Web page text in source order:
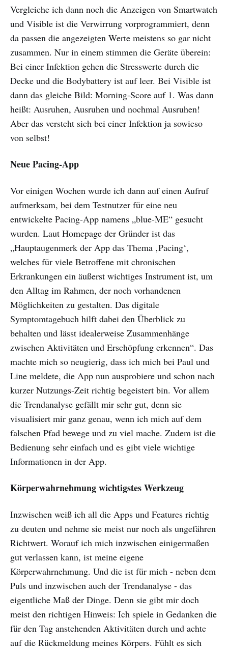
Vergleiche ich dann noch die Anzeigen von Smartwatch
und Visible ist die Verwirrung vorprogrammiert, denn
da passen die angezeigten Werte meistens so gar nicht
zusammen. Nur in einem stimmen die Geräte überein:
Bei einer Infektion gehen die Stresswerte durch die
Decke und die Bodybattery ist auf leer. Bei Visible ist
dann das gleiche Bild: Morning-Score auf 1. Was dann
heißt: Ausruhen, Ausruhen und nochmal Ausruhen!
Aber das versteht sich bei einer Infektion ja sowieso
von selbst!
Neue Pacing-App
Vor einigen Wochen wurde ich dann auf einen Aufruf
aufmerksam, bei dem Testnutzer für eine neu
entwickelte Pacing-App namens „blue-ME“ gesucht
wurden. Laut Homepage der Gründer ist das
„Hauptaugenmerk der App das Thema ‚Pacing‘,
welches für viele Betroffene mit chronischen
Erkrankungen ein äußerst wichtiges Instrument ist, um
den Alltag im Rahmen, der noch vorhandenen
Möglichkeiten zu gestalten. Das digitale
Symptomtagebuch hilft dabei den Überblick zu
behalten und lässt idealerweise Zusammenhänge
zwischen Aktivitäten und Erschöpfung erkennen“. Das
machte mich so neugierig, dass ich mich bei Paul und
Line meldete, die App nun ausprobiere und schon nach
kurzer Nutzungs-Zeit richtig begeistert bin. Vor allem
die Trendanalyse gefällt mir sehr gut, denn sie
visualisiert mir ganz genau, wenn ich mich auf dem
falschen Pfad bewege und zu viel mache. Zudem ist die
Bedienung sehr einfach und es gibt viele wichtige
Informationen in der App.
Körperwahrnehmung wichtigstes Werkzeug
Inzwischen weiß ich all die Apps und Features richtig
zu deuten und nehme sie meist nur noch als ungefähren
Richtwert. Worauf ich mich inzwischen einigermaßen
gut verlassen kann, ist meine eigene
Körperwahrnehmung. Und die ist für mich - neben dem
Puls und inzwischen auch der Trendanalyse - das
eigentliche Maß der Dinge. Denn sie gibt mir doch
meist den richtigen Hinweis: Ich spiele in Gedanken die
für den Tag anstehenden Aktivitäten durch und achte
auf die Rückmeldung meines Körpers. Fühlt es sich